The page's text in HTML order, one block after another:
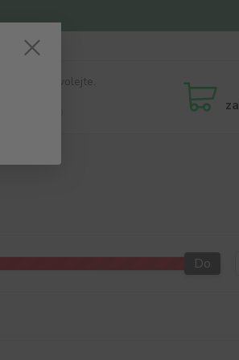
si rady? Zavolejte.
za
Do